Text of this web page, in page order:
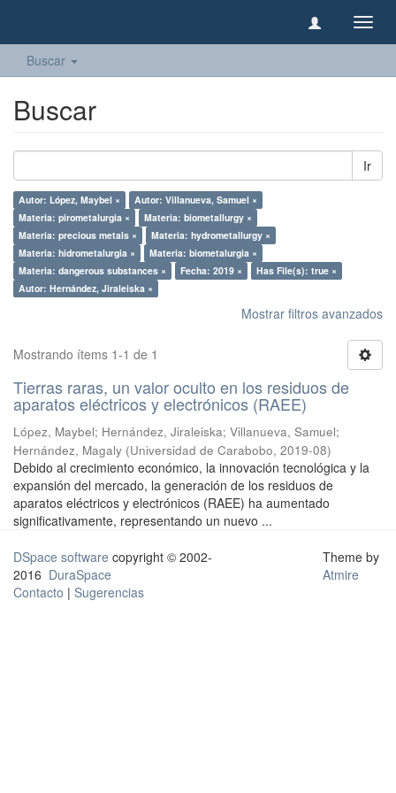
Buscar
Buscar
Ir
Autor: López, Maybel ×
Autor: Villanueva, Samuel ×
Materia: pirometalurgia ×
Materia: biometallurgy ×
Materia: precious metals ×
Materia: hydrometallurgy ×
Materia: hidrometalurgia ×
Materia: biometalurgia ×
Materia: dangerous substances ×
Fecha: 2019 ×
Has File(s): true ×
Autor: Hernández, Jiraleiska ×
Mostrar filtros avanzados
Mostrando ítems 1-1 de 1
Tierras raras, un valor oculto en los residuos de
aparatos eléctricos y electrónicos (RAEE)
López, Maybel; Hernández, Jiraleiska; Villanueva, Samuel;
Hernández, Magaly (Universidad de Carabobo, 2019-08)
Debido al crecimiento económico, la innovación tecnológica y la
expansión del mercado, la generación de los residuos de
aparatos eléctricos y electrónicos (RAEE) ha aumentado
significativamente, representando un nuevo ...
DSpace software copyright © 2002-
2016 DuraSpace
Contacto | Sugerencias
Theme by
Atmire